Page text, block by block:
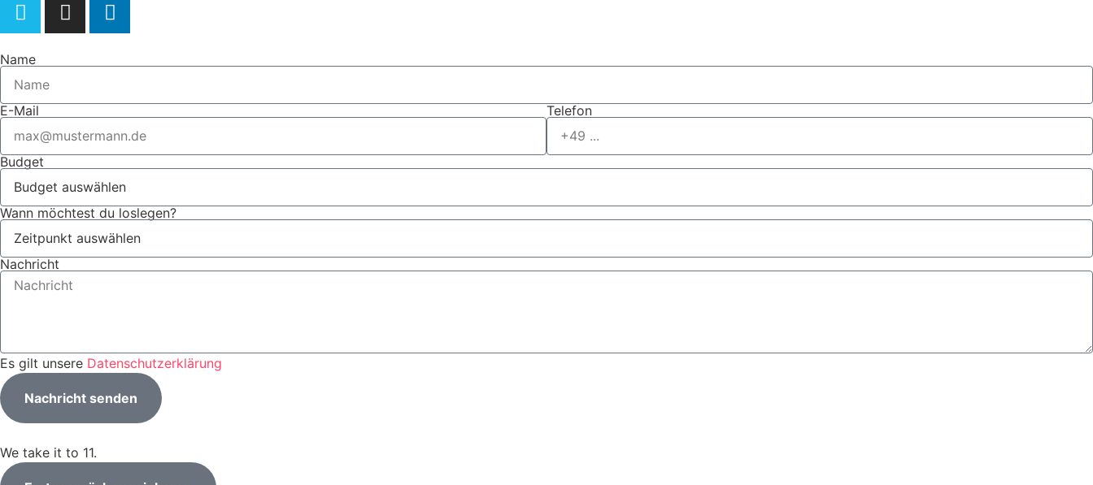
Name
E-Mail Telefon
Budget
Wann möchtest du loslegen?
Nachricht
Es gilt unsere Datenschutzerklärung
Nachricht senden
We take it to 11.